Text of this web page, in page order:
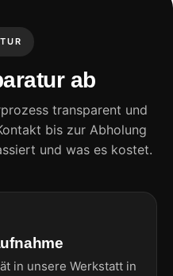
ab
transparent und
bis zur Abholung
und was es kostet.
in unsere Werkstatt in